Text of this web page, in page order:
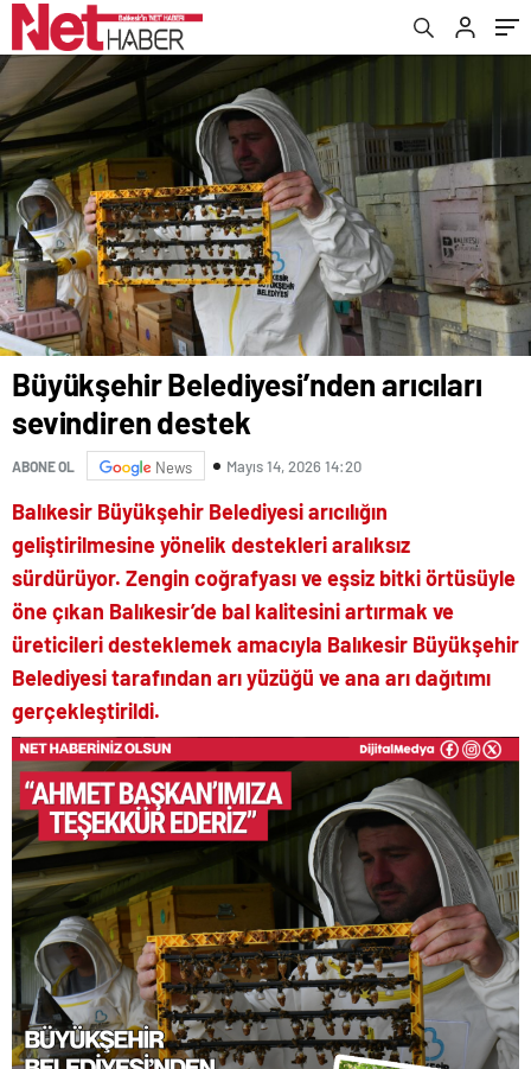
Büyükşehir Belediyesi’nden arıcıları
sevindiren destek
ABONE OL News Mayıs 14, 2026 14:20
Balıkesir Büyükşehir Belediyesi arıcılığın
geliştirilmesine yönelik destekleri aralıksız
sürdürüyor. Zengin coğrafyası ve eşsiz bitki örtüsüyle
öne çıkan Balıkesir’de bal kalitesini artırmak ve
üreticileri desteklemek amacıyla Balıkesir Büyükşehir
Belediyesi tarafından arı yüzüğü ve ana arı dağıtımı
gerçekleştirildi.